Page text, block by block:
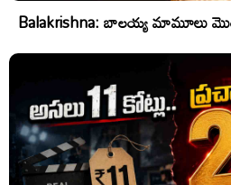
Balakrishna: బాలయ్య మామూలు